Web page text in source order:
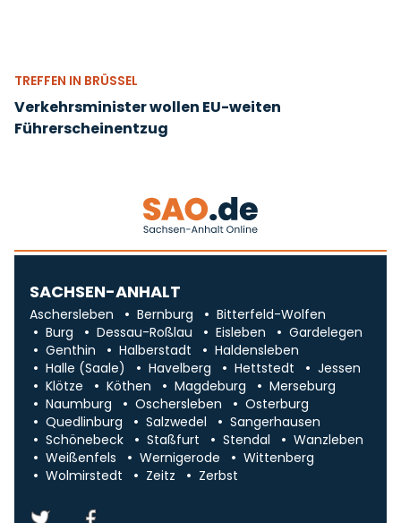
TREFFEN IN BRÜSSEL
Verkehrsminister wollen EU-weiten
Führerscheinentzug
SACHSEN-ANHALT
Aschersleben Bernburg
Bitterfeld-Wolfen
Burg
Dessau-Roßlau Eisleben
Gardelegen
Genthin
Halberstadt
Haldensleben
Halle (Saale)
Havelberg Hettstedt
Jessen
Klötze
Köthen Magdeburg
Merseburg
Naumburg
Oschersleben
Osterburg
Quedlinburg
Salzwedel
Sangerhausen
Schönebeck
Staßfurt Stendal
Wanzleben
Weißenfels
Wernigerode
Wittenberg
Wolmirstedt
Zeitz Zerbst